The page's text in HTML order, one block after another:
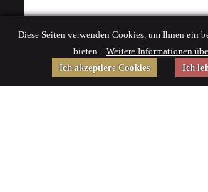
Diese Seiten verwenden Cookies, um Ihnen ein
bieten. Weitere Informationen
Ich akzeptiere Cookies
Ich